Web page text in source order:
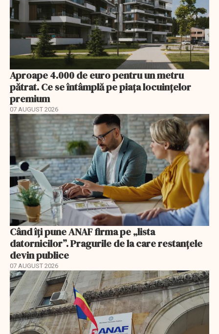
Aproape 4.000 de euro pentru un metru
pătrat. Ce se întâmplă pe piața locuințelor
premium
07 AUGUST 2026
Când îți pune ANAF firma pe „lista
datornicilor”. Pragurile de la care restanțele
devin publice
07 AUGUST 2026